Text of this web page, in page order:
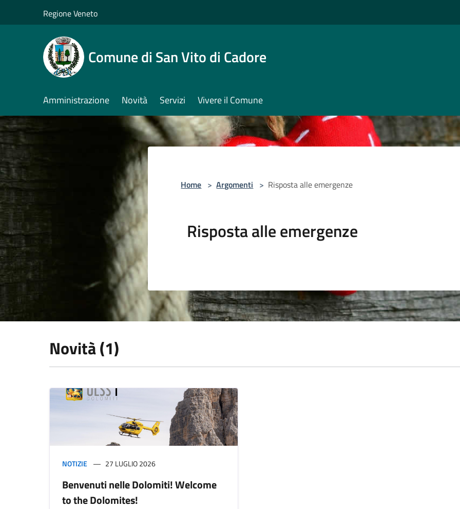
Regione Veneto
Comune di San Vito di Cadore
Amministrazione Novità Servizi Vivere il Comune
Home > Argomenti > Risposta alle emergenze
Risposta alle emergenze
Novità (1)
NOTIZIE 27 LUGLIO 2026
Benvenuti nelle Dolomiti! Welcome
to the Dolomites!